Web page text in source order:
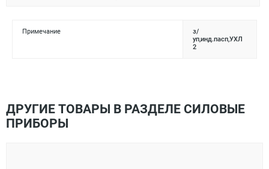
Примечание
з/
уп,инд.пасп,УХЛ
2
ДРУГИЕ ТОВАРЫ В РАЗДЕЛЕ СИЛОВЫЕ
ПРИБОРЫ